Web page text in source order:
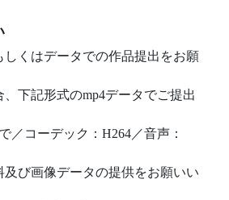
しくはデータでの作品提出をお願
下記形式のmp4データでご提出
／コーデック：H264／音声：
及び画像データの提供をお願いい